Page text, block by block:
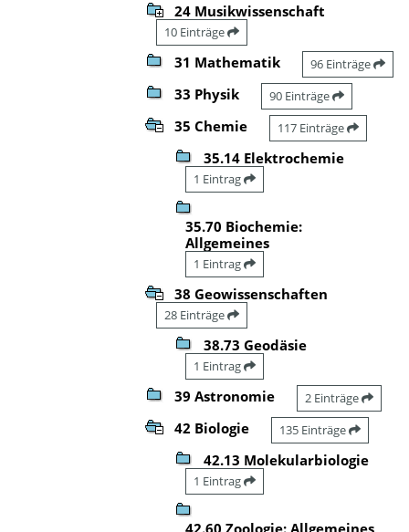
24 Musikwissenschaft
10 Einträge
31 Mathematik 96 Einträge
33 Physik 90 Einträge
35 Chemie 117 Einträge
35.14 Elektrochemie
1 Eintrag
35.70 Biochemie:
Allgemeines
1 Eintrag
38 Geowissenschaften
28 Einträge
38.73 Geodäsie
1 Eintrag
39 Astronomie 2 Einträge
42 Biologie 135 Einträge
42.13 Molekularbiologie
1 Eintrag
42.60 Zoologie: Allgemeines